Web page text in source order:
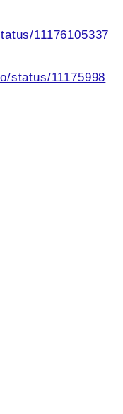
11176105337
status/11175998